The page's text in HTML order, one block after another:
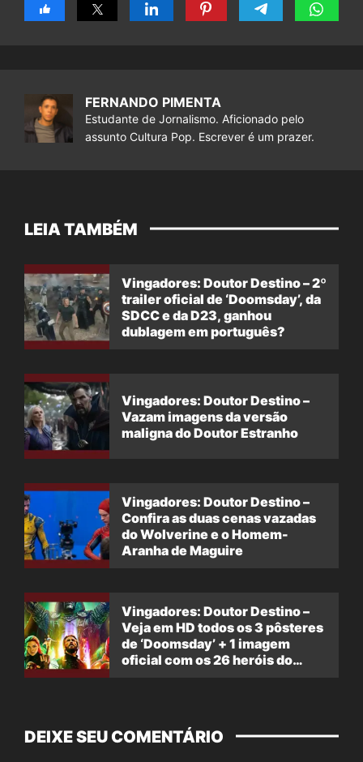
FERNANDO PIMENTA
Estudante de Jornalismo. Aficionado pelo
assunto Cultura Pop. Escrever é um prazer.
LEIA TAMBÉM
Vingadores: Doutor Destino – 2º
trailer oficial de ‘Doomsday’, da
SDCC e da D23, ganhou
dublagem em português?
Vingadores: Doutor Destino –
Vazam imagens da versão
maligna do Doutor Estranho
Vingadores: Doutor Destino –
Confira as duas cenas vazadas
do Wolverine e o Homem-
Aranha de Maguire
Vingadores: Doutor Destino –
Veja em HD todos os 3 pôsteres
de ‘Doomsday’ + 1 imagem
oficial com os 26 heróis do
DEIXE SEU COMENTÁRIO